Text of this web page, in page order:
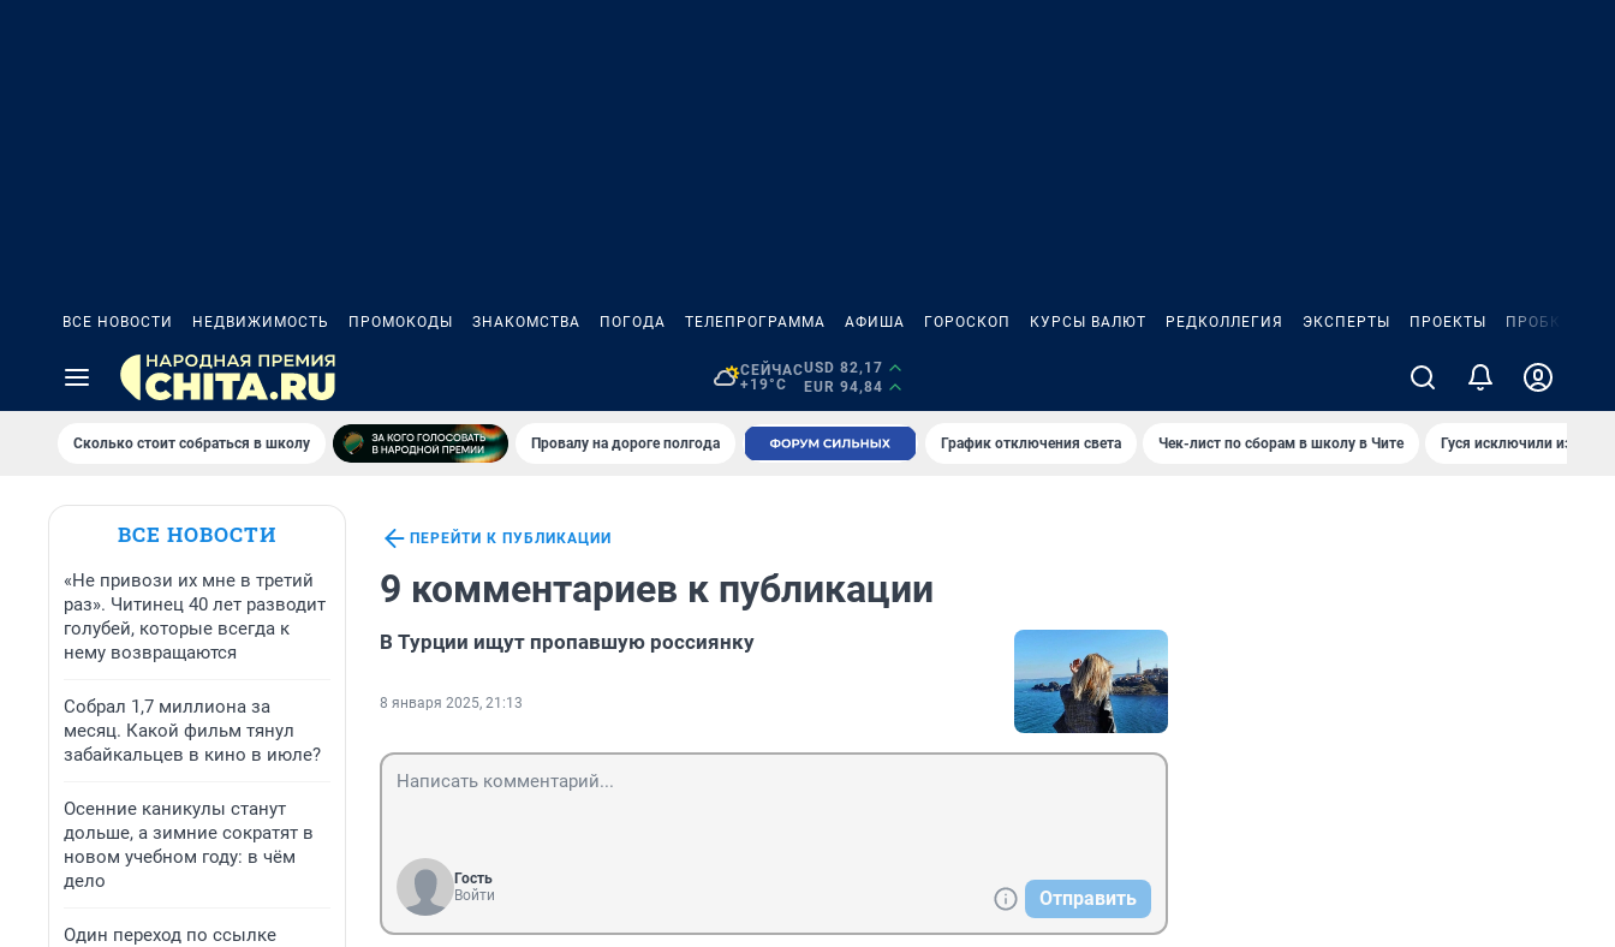
ВСЕ НОВОСТИ НЕДВИЖИМОСТЬ ПРОМОКОДЫ ЗНАКОМСТВА ПОГОДА ТЕЛЕПРОГРАММА АФИША ГОРОСКОП КУРСЫ ВАЛЮТ РЕДКОЛЛЕГИЯ ЭКСПЕРТЫ ПРОЕКТЫ ПРОБКИ
СЕЙЧАС
+19°C
USD 82,17
EUR 94,84
Сколько стоит собраться в школу Провалу на дороге полгода График отключения света Чек-лист по сборам в школу в Чите Гуся исключили из
ВСЕ НОВОСТИ
«Не привози их мне в третий
раз». Читинец 40 лет разводит
голубей, которые всегда к
нему возвращаются
Собрал 1,7 миллиона за
месяц. Какой фильм тянул
забайкальцев в кино в июле?
Осенние каникулы станут
дольше, а зимние сократят в
новом учебном году: в чём
дело
Один переход по ссылке
ПЕРЕЙТИ К ПУБЛИКАЦИИ
9 комментариев к публикации
В Турции ищут пропавшую россиянку
8 января 2025, 21:13
Гость
Войти
Отправить